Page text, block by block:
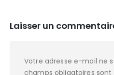
Laisser un
Votre adresse e-mail ne
champs obligatoires sont